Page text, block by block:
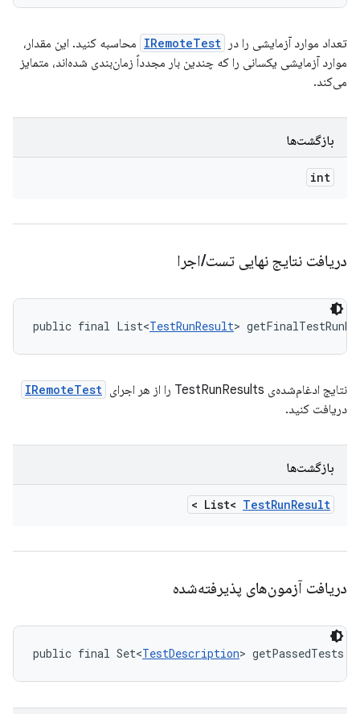
تعداد موارد آزمایشی را در IRemoteTest محاسبه کنید. این مقدار،
موارد آزمایشی یکسانی را که چندین بار مجدداً زمان‌بندی شده‌اند، متمایز
می‌کند.
بازگشت‌ها
int
دریافت نتایج نهایی تست/اجرا
public final List<TestRunResult>
نتایج ادغام‌شده‌ی TestRunResults را از هر اجرای IRemoteTest
دریافت کنید.
بازگشت‌ها
List< TestRunResult
>
دریافت آزمون‌های پذیرفته‌شده
public final Set<TestDescription> getPassedTests